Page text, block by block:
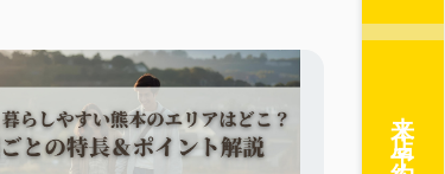
来店予約